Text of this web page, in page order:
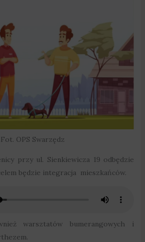
Fot. OPS Swarzędz
przy ul. Sienkiewicza 19 odbędzie
będzie integracja mieszkańców.
warsztatów bumerangowych i